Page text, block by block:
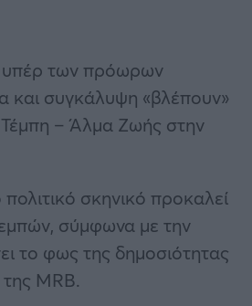
υπέρ των πρόωρων
και συγκάλυψη «βλέπουν»
Τέμπη – Άλμα Ζωής στην
σκηνικό προκαλεί
σύμφωνα με την
το φως της δημοσιότητας
MRB.